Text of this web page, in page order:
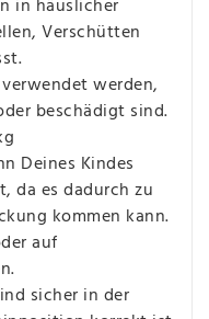
in häuslicher
Verschütten
werden,
beschädigt sind.
Deines Kindes
da es dadurch zu
kommen kann.
auf
sicher in der